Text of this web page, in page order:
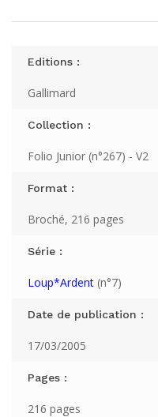
Editions :
Gallimard
Collection :
Folio Junior (n°267) - V2
Format :
Broché, 216 pages
Série :
Loup*Ardent (n°7)
Date de publication :
17/03/2005
Pages :
216 pages